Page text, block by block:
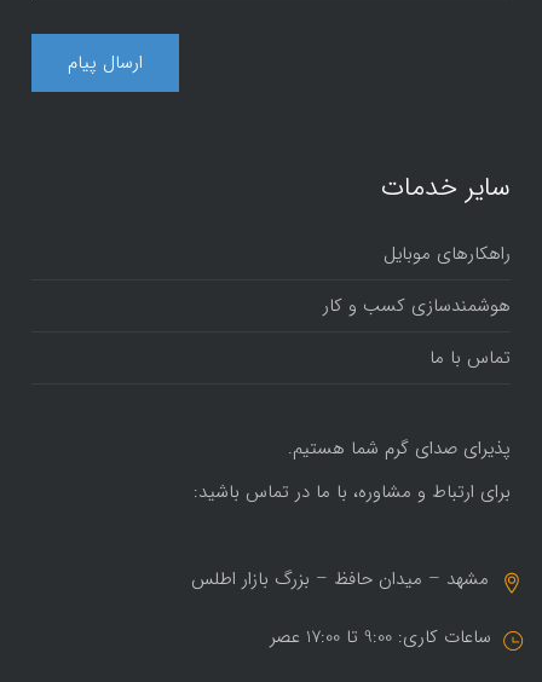
سایر خدمات
راهکارهای موبایل
هوشمندسازی کسب و کار
تماس با ما
پذیرای صدای گرم شما هستیم.
برای ارتباط و مشاوره، با ما در تماس باشید:
مشهد – میدان حافظ – بزرگ بازار اطلس
ساعات کاری: 9:00 تا 17:00 عصر